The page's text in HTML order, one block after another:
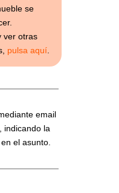
se
ver otras
pulsa aquí.
email
, indicando la
el asunto.